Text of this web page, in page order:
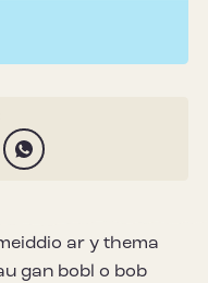
ar y thema
gan bobl o bob